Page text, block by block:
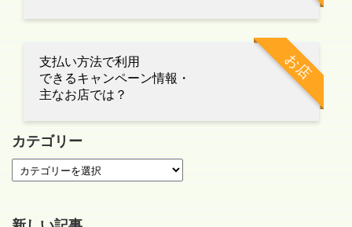
お店
支払い方法で利用
できるキャンペーン情報・
主なお店では？
カテゴリー